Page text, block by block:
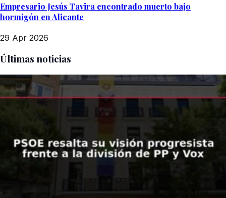
Empresario Jesús Tavira encontrado muerto bajo
hormigón en Alicante
29 Apr 2026
Últimas noticias